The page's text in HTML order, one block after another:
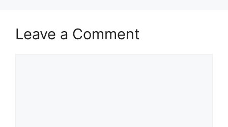
Leave a Comment